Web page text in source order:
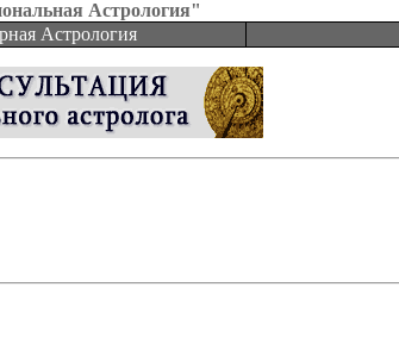
Астрология"
Астрология